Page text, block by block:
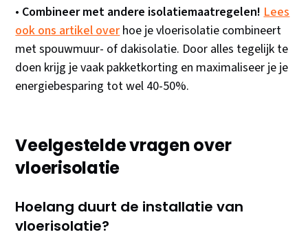
• Combineer met andere isolatiemaatregelen! Lees
ook ons artikel overhoe je vloerisolatie combineert
met spouwmuur- of dakisolatie. Door alles tegelijk te
doen krijg je vaak pakketkorting en maximaliseer je je
energiebesparing tot wel 40-50%.
Veelgestelde vragen over
vloerisolatie
Hoelang duurt de installatie van
vloerisolatie?